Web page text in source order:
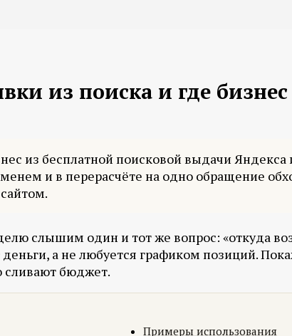
из поиска и где
из бесплатной поисковой выдачи
и в перерасчёте на одно обращение
слышим один и тот же вопрос: «откуда
а не любуется графиком позиций.
сливают бюджет.
Примеры использования